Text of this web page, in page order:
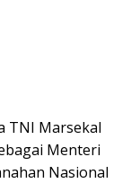
TNI Marsekal
Menteri
Nasional